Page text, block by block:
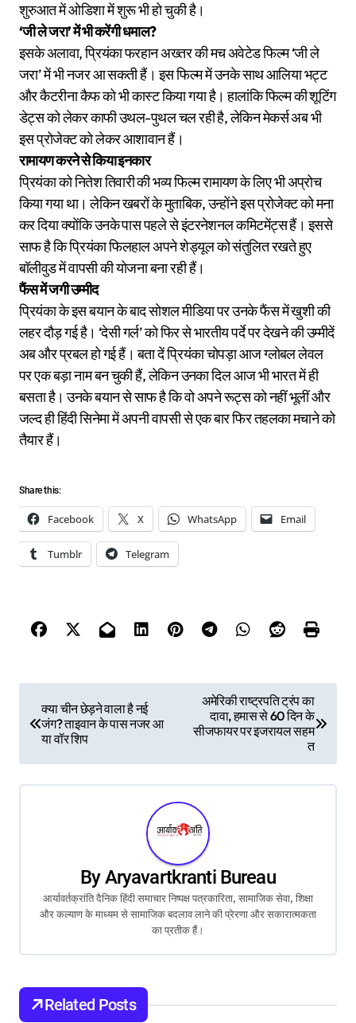
शुरुआत में ओडिशा में शुरू भी हो चुकी है।
‘जी ले जरा’ में भी करेंगी धमाल?
इसके अलावा, प्रियंका फरहान अख्तर की मच अवेटेड फिल्म ‘जी ले
जरा’ में भी नजर आ सकती हैं। इस फिल्म में उनके साथ आलिया भट्ट
और कैटरीना कैफ को भी कास्ट किया गया है। हालांकि फिल्म की शूटिंग
डेट्स को लेकर काफी उथल-पुथल चल रही है, लेकिन मेकर्स अब भी
इस प्रोजेक्ट को लेकर आशावान हैं।
रामायण करने से किया इनकार
प्रियंका को नितेश तिवारी की भव्य फिल्म रामायण के लिए भी अप्रोच
किया गया था। लेकिन खबरों के मुताबिक, उन्होंने इस प्रोजेक्ट को मना
कर दिया क्योंकि उनके पास पहले से इंटरनेशनल कमिटमेंट्स हैं। इससे
साफ है कि प्रियंका फिलहाल अपने शेड्यूल को संतुलित रखते हुए
बॉलीवुड में वापसी की योजना बना रही हैं।
फैंस में जगी उम्मीद
प्रियंका के इस बयान के बाद सोशल मीडिया पर उनके फैंस में खुशी की
लहर दौड़ गई है। ‘देसी गर्ल’ को फिर से भारतीय पर्दे पर देखने की उम्मीदें
अब और प्रबल हो गई हैं। बता दें प्रियंका चोपड़ा आज ग्लोबल लेवल
पर एक बड़ा नाम बन चुकी हैं, लेकिन उनका दिल आज भी भारत में ही
बसता है। उनके बयान से साफ है कि वो अपने रूट्स को नहीं भूलीं और
जल्द ही हिंदी सिनेमा में अपनी वापसी से एक बार फिर तहलका मचाने को
तैयार हैं।
Share this:
Facebook X WhatsApp Email
Tumblr Telegram
o
s
t
g
a
क्या चीन छेड़ने वाला है नई
जंग? ताइवान के पास नजर आ
या वॉर शिप
अमेरिकी राष्ट्रपति ट्रंप का
दावा, हमास से 60 दिन के
सीजफायर पर इजरायल सहम
त
ByAryavartkranti Bureau
आर्यावर्तक्रांति दैनिक हिंदी समाचार निष्पक्ष पत्रकारिता, सामाजिक सेवा, शिक्षा
और कल्याण के माध्यम से सामाजिक बदलाव लाने की प्रेरणा और सकारात्मकता
का प्रतीक हैं।
Related Posts